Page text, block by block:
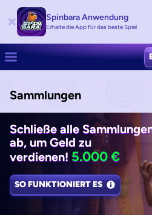
Spinbara Anwendung
Erhalte die App für das beste Spiel
Sammlungen
Schließe alle
ab, um Geld zu
verdienen! 5.000 €
SO FUNKTIONIERT ES